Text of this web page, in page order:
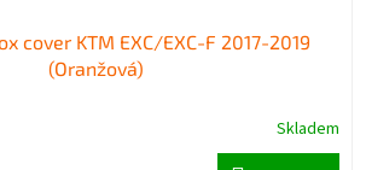
cover KTM EXC/EXC-F 2017-2019
(Oranžová)
Skladem